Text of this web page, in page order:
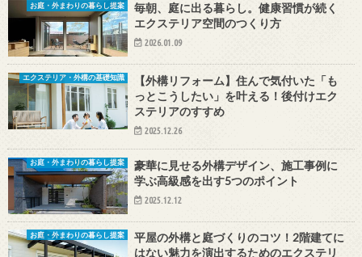
お庭・外まわりの暮らし提案
毎朝、庭に出る暮らし。健康習慣が続く
エクステリア空間のつくり方
2026.01.09
エクステリア・外構の基礎知識
【外構リフォーム】住んで気付いた「も
っとこうしたい」を叶える！後付けエク
ステリアのすすめ
2025.12.26
お庭・外まわりの暮らし提案
豪華に見せる外構デザイン、施工事例に
学ぶ高級感を出す5つのポイント
2025.12.12
お庭・外まわりの暮らし提案
平屋の外構と庭づくりのコツ！2階建てに
はない魅力を演出するためのエクステリ